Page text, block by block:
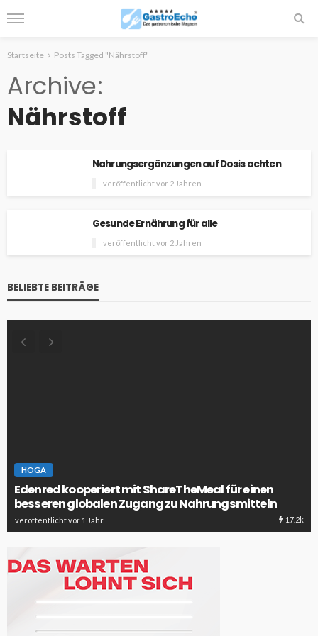
Startseite Posts Tagged "Nährstoff"
Archive
Nährstoff
Nahrungsergänzungen auf Dosis achten
veröffentlicht vor 2 Jahren
Gesunde Ernährung für alle
veröffentlicht vor 2 Jahren
BELIEBTE BEITRÄGE
HOGA
Edenred kooperiert mit ShareTheMeal für einen
besseren globalen Zugang zu Nahrungsmitteln
veröffentlicht vor 1 Jahr 17.2k